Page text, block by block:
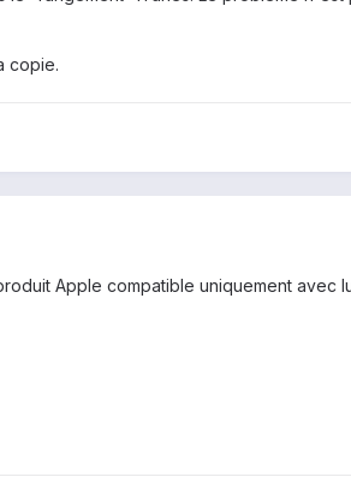
copie.
Apple compatible uniquement avec